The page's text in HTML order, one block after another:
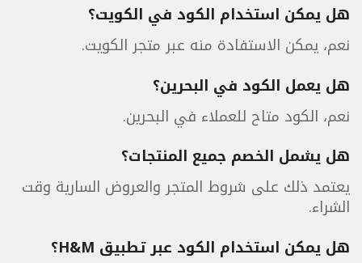
هل يمكن استخدام الكود في الكويت؟
نعم، يمكن الاستفادة منه عبر متجر الكويت.
هل يعمل الكود في البحرين؟
نعم، الكود متاح للعملاء في البحرين.
هل يشمل الخصم جميع المنتجات؟
يعتمد ذلك على شروط المتجر والعروض السارية وقت
الشراء.
هل يمكن استخدام الكود عبر تطبيق H&M؟